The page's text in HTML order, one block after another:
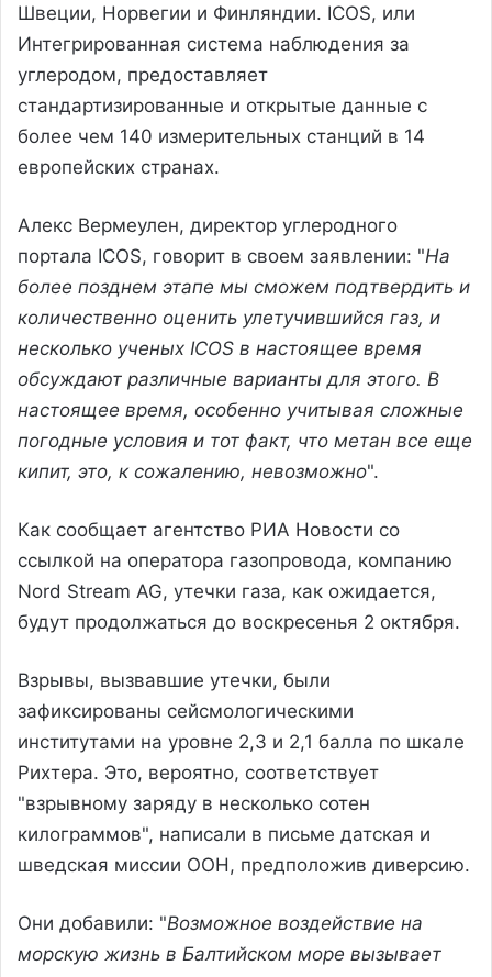
Швеции, Норвегии и Финляндии. ICOS, или
Интегрированная система наблюдения за
углеродом, предоставляет
стандартизированные и открытые данные с
более чем 140 измерительных станций в 14
европейских странах.
Алекс Вермеулен, директор углеродного
портала ICOS, говорит в своем заявлении: "На
более позднем этапе мы сможем подтвердить и
количественно оценить улетучившийся газ, и
несколько ученых ICOS в настоящее время
обсуждают различные варианты для этого. В
настоящее время, особенно учитывая сложные
погодные условия и тот факт, что метан все еще
кипит, это, к сожалению, невозможно".
Как сообщает агентство РИА Новости со
ссылкой на оператора газопровода, компанию
Nord Stream AG, утечки газа, как ожидается,
будут продолжаться до воскресенья 2 октября.
Взрывы, вызвавшие утечки, были
зафиксированы сейсмологическими
институтами на уровне 2,3 и 2,1 балла по шкале
Рихтера. Это, вероятно, соответствует
"взрывному заряду в несколько сотен
килограммов", написали в письме датская и
шведская миссии ООН, предположив диверсию.
Они добавили: "Возможное воздействие на
морскую жизнь в Балтийском море вызывает